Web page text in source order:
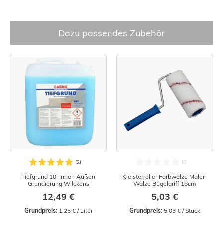
Dazu passendes Zubehör
Tiefgrund 10l Innen Außen
Grundierung Wilckens
12,49 €
Grundpreis: 1,25 € / Liter
Kleisterroller Farbwalze Maler-
Walze Bügelgriff 18cm
5,03 €
Grundpreis: 5,03 € / Stück